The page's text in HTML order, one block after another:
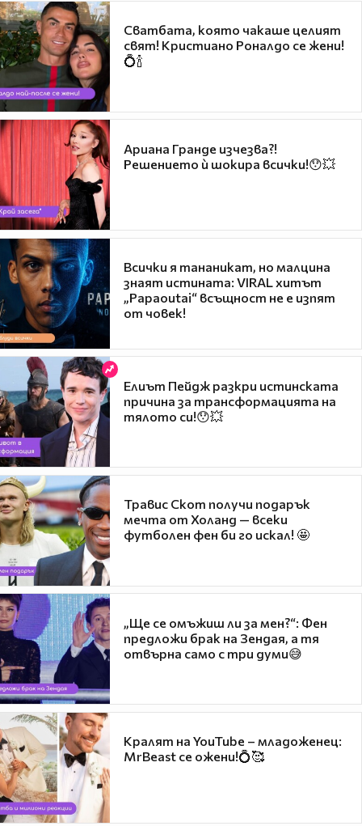
Сватбата, която чакаше целият
свят! Кристиано Роналдо се жени!
💍🍾
Ариана Гранде изчезва?!
Решението ѝ шокира всички!😯💥
Всички я тананикат, но малцина
знаят истината: VIRAL хитът
„Papaoutai“ всъщност не е изпят
от човек!
Елиът Пейдж разкри истинската
причина за трансформацията на
тялото си!😯💥
Травис Скот получи подарък
мечта от Холанд — всеки
футболен фен би го искал! 🤩
„Ще се омъжиш ли за мен?“: Фен
предложи брак на Зендая, а тя
отвърна само с три думи😅
Кралят на YouTube – младоженец:
MrBeast се ожени!💍🥰